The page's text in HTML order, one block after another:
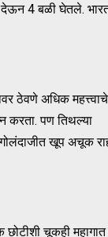
देऊन 4 बळी घेतले.
ठेवणे अधिक महत्त्वाचे
करता. पण तिथल्या
खूप अचूक
चूकही